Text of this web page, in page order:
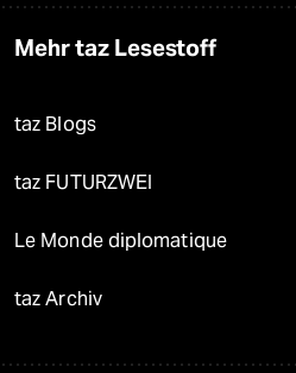
Mehr taz Lesestoff
taz Blogs
taz FUTURZWEI
Le Monde diplomatique
taz Archiv